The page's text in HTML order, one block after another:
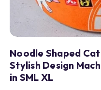
Noodle Shaped
Stylish Design
in SML XL